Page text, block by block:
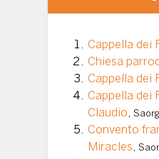
Cappella dei
Chiesa
Cappella dei
Cappella dei
Claudio,
Convento
Miracles,